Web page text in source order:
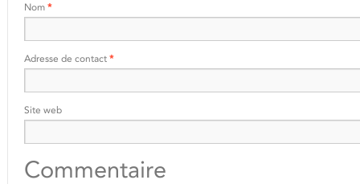
Nom *
Adresse de contact *
Site web
Commentaire